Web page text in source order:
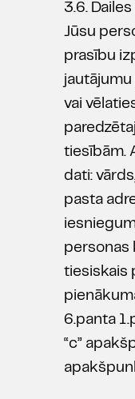
3.6.
Jūsu
prasību
jautājumu
vai
tiesībām.
dati:
pasta
personas
tiesiskais
6.panta
“c”